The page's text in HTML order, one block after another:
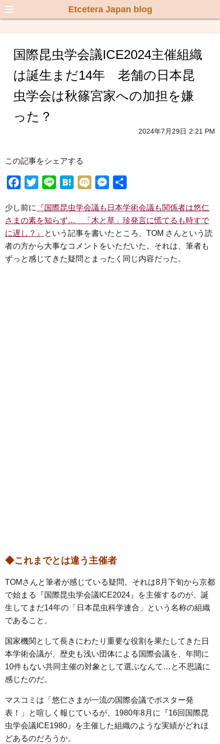
Etcetera Japan blog
国際昆虫学会議ICE2024主催組織
は誕生まだ14年 老舗の日本昆
虫学会は秋篠宮家への加担を嫌
った？
2024年7月29日 2:21 PM
この記事をシェアする
c
e
b
o
o
i
t
t
e
r
n
e
H
t
e
n
a
M
x
i
s
s
e
n
g
少し前に
『国際昆虫学会議も日本学術会議も関係者は悠仁
さまの素を知らず… 「木と草」珍発言に慌てるも時すで
に遅し？』
という記事を書いたところ、TOM さんという読
者の方から大事なコメントをいただいた。それは、筆者も
ずっと感じてきた疑問とまったく同じ内容だった。
◆これまでとは違う主催者
TOMさんと筆者が感じている疑問。それは8月下旬から京都
で始まる『国際昆虫学会議ICE2024』を主催するのが、誕
生してまだ14年の「日本昆虫科学連合」という名称の組織
であること。
国家機関として長きにわたり重要な役割を果たしてきた日
本学術会議が、歴史も浅い団体による国際会議を、年間に
10件もない共同主催の対象として選ぶなんて…と不思議に
感じたのだ。
マスコミは「悠仁さまが一流の国際会議でポスター発
表！」と喧しく報じているが、1980年8月に『16回国際昆
虫学会議ICE1980』を主催した組織のような実績がどれほ
どあるのだろうか。